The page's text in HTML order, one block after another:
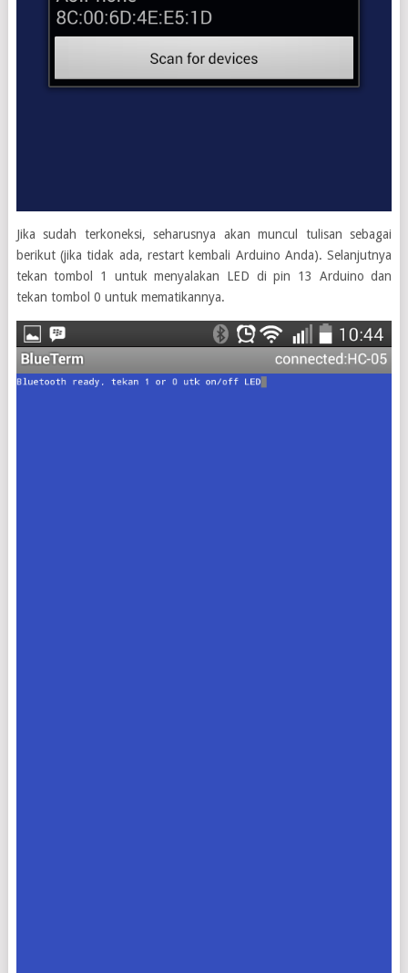
Jika sudah terkoneksi, seharusnya akan muncul tulisan sebagai
berikut (jika tidak ada, restart kembali Arduino Anda). Selanjutnya
tekan tombol 1 untuk menyalakan LED di pin 13 Arduino dan
tekan tombol 0 untuk mematikannya.